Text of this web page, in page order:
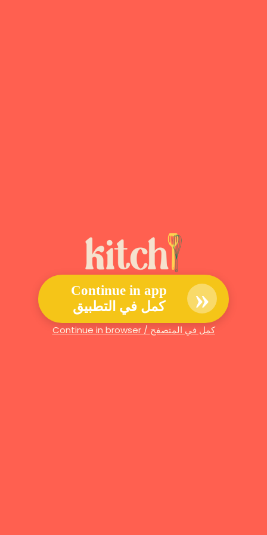
Continue in app
كمل في التطبيق
»
Continue in browser / كمل في المتصفح